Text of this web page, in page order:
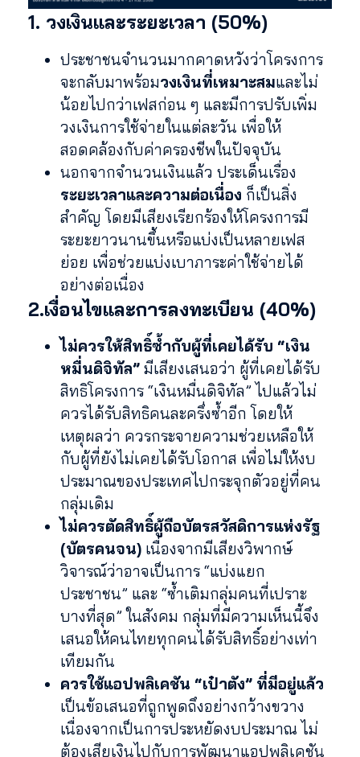
1. วงเงินและระยะเวลา (50%)
ประชาชนจำนวนมากคาดหวังว่าโครงการ
จะกลับมาพร้อมวงเงินที่เหมาะสมและไม่
น้อยไปกว่าเฟสก่อน ๆ และมีการปรับเพิ่ม
วงเงินการใช้จ่ายในแต่ละวัน เพื่อให้
สอดคล้องกับค่าครองชีพในปัจจุบัน
นอกจากจำนวนเงินแล้ว ประเด็นเรื่อง
ระยะเวลาและความต่อเนื่อง ก็เป็นสิ่ง
สำคัญ โดยมีเสียงเรียกร้องให้โครงการมี
ระยะยาวนานขึ้นหรือแบ่งเป็นหลายเฟส
ย่อย เพื่อช่วยแบ่งเบาภาระค่าใช้จ่ายได้
อย่างต่อเนื่อง
2.เงื่อนไขและการลงทะเบียน (40%)
ไม่ควรให้สิทธิ์ซ้ำกับผู้ที่เคยได้รับ “เงิน
หมื่นดิจิทัล” มีเสียงเสนอว่า ผู้ที่เคยได้รับ
สิทธิโครงการ “เงินหมื่นดิจิทัล” ไปแล้วไม่
ควรได้รับสิทธิคนละครึ่งซ้ำอีก โดยให้
เหตุผลว่า ควรกระจายความช่วยเหลือให้
กับผู้ที่ยังไม่เคยได้รับโอกาส เพื่อไม่ให้งบ
ประมาณของประเทศไปกระจุกตัวอยู่ที่คน
กลุ่มเดิม
ไม่ควรตัดสิทธิ์ผู้ถือบัตรสวัสดิการแห่งรัฐ
(บัตรคนจน) เนื่องจากมีเสียงวิพากษ์
วิจารณ์ว่าอาจเป็นการ “แบ่งแยก
ประชาชน” และ “ซ้ำเติมกลุ่มคนที่เปราะ
บางที่สุด” ในสังคม กลุ่มที่มีความเห็นนี้จึง
เสนอให้คนไทยทุกคนได้รับสิทธิ์อย่างเท่า
เทียมกัน
ควรใช้แอปพลิเคชัน “เป๋าตัง” ที่มีอยู่แล้ว
เป็นข้อเสนอที่ถูกพูดถึงอย่างกว้างขวาง
เนื่องจากเป็นการประหยัดงบประมาณ ไม่
ต้องเสียเงินไปกับการพัฒนาแอปพลิเคชัน